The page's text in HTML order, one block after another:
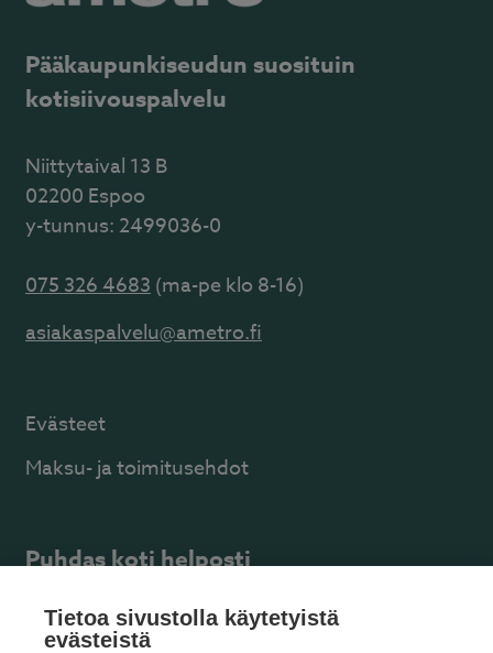
Pääkaupunkiseudun suosituin
kotisiivouspalvelu
Niittytaival 13 B
02200 Espoo
y-tunnus: 2499036-0
075 326 4683(ma-pe klo 8-16)
asiakaspalvelu@ametro.fi
Evästeet
Maksu- ja toimitusehdot
Puhdas koti helposti
Säännöllinen kotisiivous
Tietoa sivustolla käytetyistä
evästeistä